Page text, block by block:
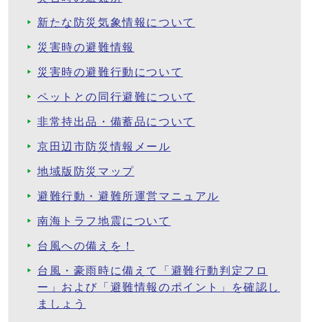
新たな防災気象情報について
災害時の避難情報
災害時の避難行動について
ペットとの同行避難について
非常持出品・備蓄品について
京田辺市防災情報メール
地域版防災マップ
避難行動・避難所運営マニュアル
南海トラフ地震について
台風への備えを！
台風・豪雨時に備えて「避難行動判定フロ
ー」および「避難情報のポイント」を確認し
ましょう